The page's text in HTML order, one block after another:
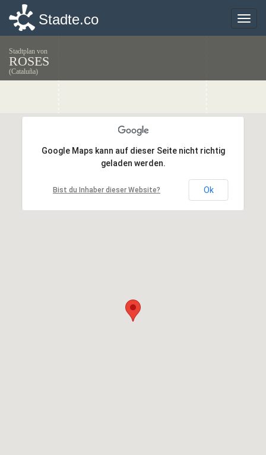
Toggle
Stadte.co
Stadtplan von
ROSES
(Cataluña)
Google Maps kann auf dieser Seite nicht richtig
geladen werden.
Bist du Inhaber dieser Website? Ok
Google Maps kann auf dieser Seite nicht richtig
geladen werden.
Bist du Inhaber dieser Website? Ok
Toggle
Stadte.co